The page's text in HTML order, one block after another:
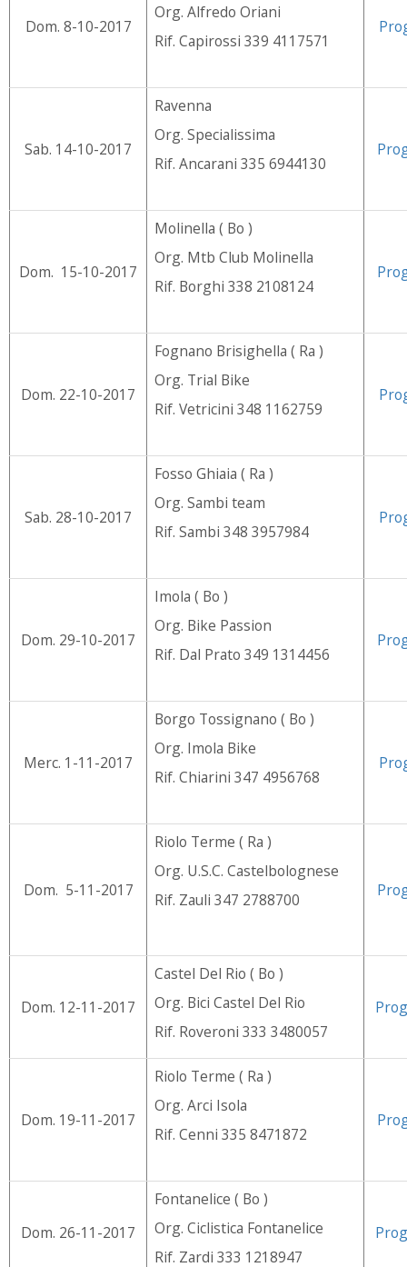
Dom. 8-10-2017
Org. Alfredo Oriani
Rif. Capirossi 339 4117571
Sab. 14-10-2017
Ravenna
Org. Specialissima
Rif. Ancarani 335 6944130
Dom. 15-10-2017
Molinella ( Bo )
Org. Mtb Club Molinella
Rif. Borghi 338 2108124
Dom. 22-10-2017
Fognano Brisighella ( Ra )
Org. Trial Bike
Rif. Vetricini 348 1162759
Sab. 28-10-2017
Fosso Ghiaia ( Ra )
Org. Sambi team
Rif. Sambi 348 3957984
Dom. 29-10-2017
Imola ( Bo )
Org. Bike Passion
Rif. Dal Prato 349 1314456
Merc. 1-11-2017
Borgo Tossignano ( Bo )
Org. Imola Bike
Rif. Chiarini 347 4956768
Dom. 5-11-2017
Riolo Terme ( Ra )
Org. U.S.C. Castelbolognese
Rif. Zauli 347 2788700
Dom. 12-11-2017
Castel Del Rio ( Bo )
Org. Bici Castel Del Rio
Rif. Roveroni 333 3480057
Dom. 19-11-2017
Riolo Terme ( Ra )
Org. Arci Isola
Rif. Cenni 335 8471872
Dom. 26-11-2017
Fontanelice ( Bo )
Org. Ciclistica Fontanelice
Rif. Zardi 333 1218947